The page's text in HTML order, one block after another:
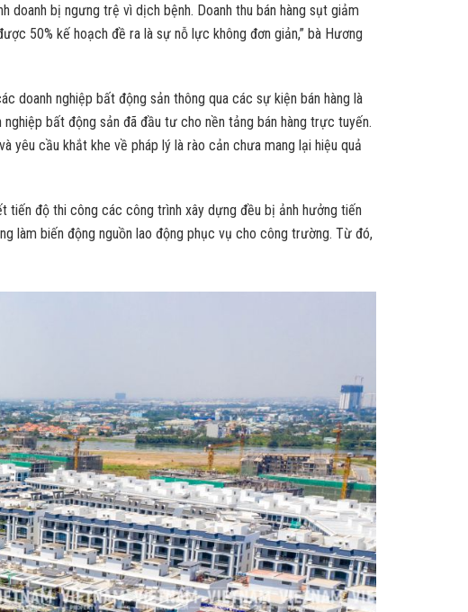
doanh bị ngưng trệ vì dịch bệnh. Doanh thu bán hàng sụt giảm
50% kế hoạch đề ra là sự nỗ lực không đơn giản,” bà Hương
doanh nghiệp bất động sản thông qua các sự kiện bán hàng là
bất động sản đã đầu tư cho nền tảng bán hàng trực tuyến.
yêu cầu khắt khe về pháp lý là rào cản chưa mang lại hiệu quả
tiến độ thi công các công trình xây dựng đều bị ảnh hưởng tiến
làm biến động nguồn lao động phục vụ cho công trường. Từ đó,